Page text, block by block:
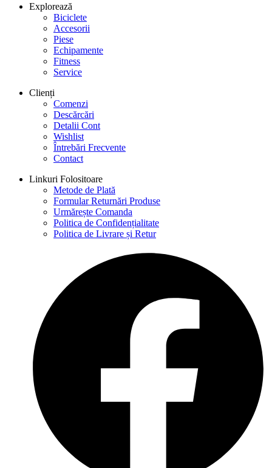
Explorează
Biciclete
Accesorii
Piese
Echipamente
Fitness
Service
Clienți
Comenzi
Descărcări
Detalii Cont
Wishlist
Întrebări Frecvente
Contact
Linkuri Folositoare
Metode de Plată
Formular Returnări Produse
Urmărește Comanda
Politica de Confidențialitate
Politica de Livrare și Retur